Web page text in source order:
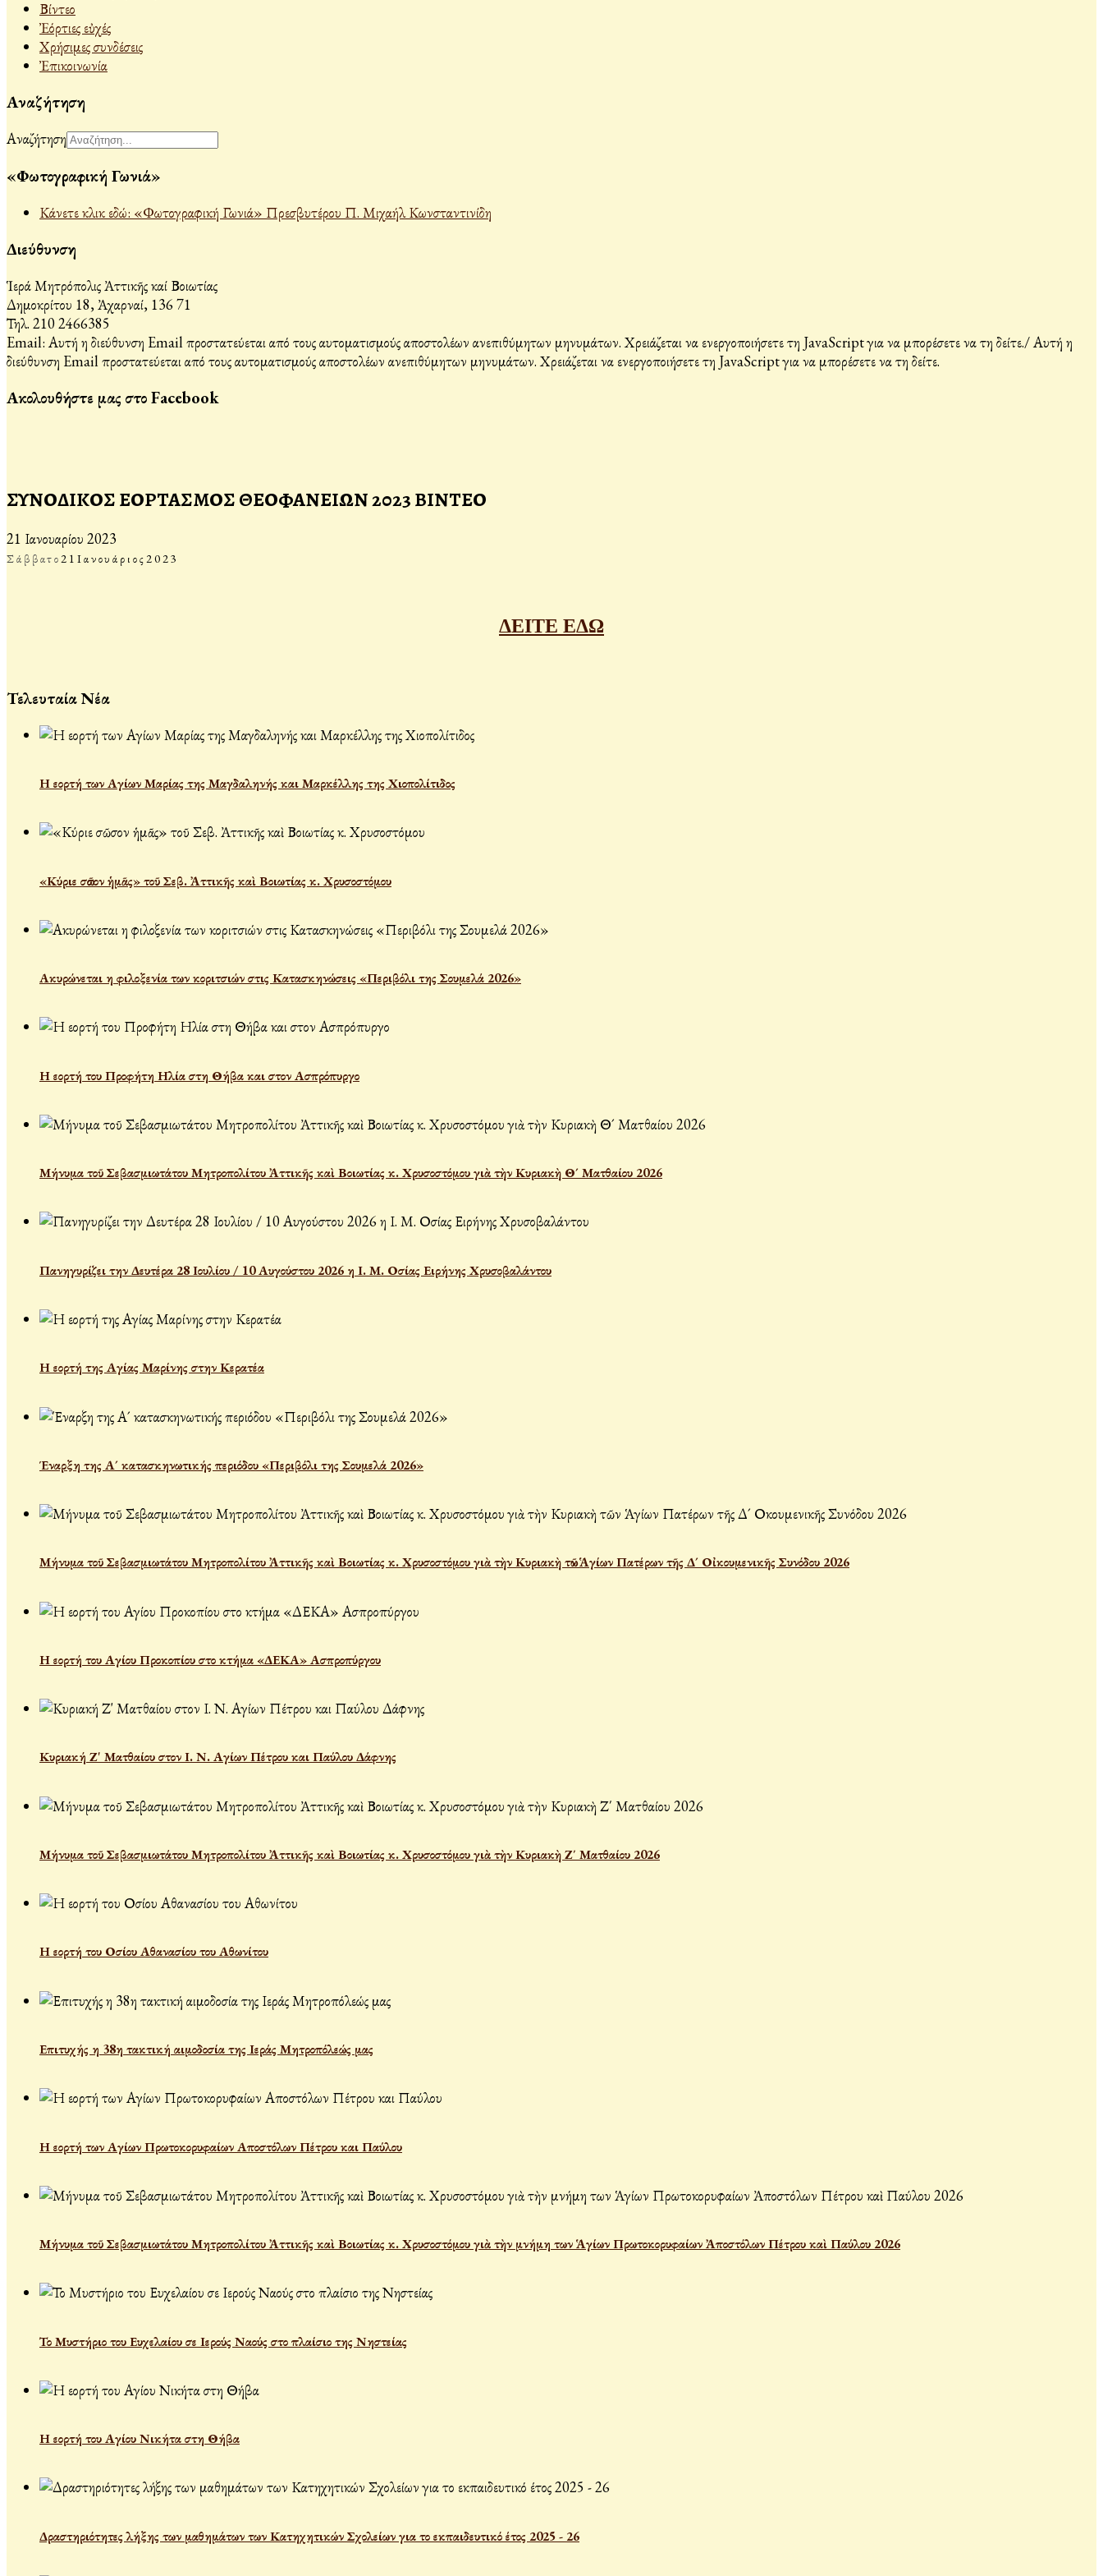
Βίντεο
Ἐόρτιες εὐχές
Χρήσιμες συνδέσεις
Ἐπικοινωνία
Αναζήτηση
Αναζήτηση
«Φωτογραφική Γωνιά»
Κάνετε κλικ εδώ: «Φωτογραφική Γωνιά» Πρεσβυτέρου Π. Μιχαήλ Κωνσταντινίδη
Διεύθυνση
Ἱερά Μητρόπολις Ἀττικῆς καί Βοιωτίας
Δημοκρίτου 18, Ἀχαρναί, 136 71
Τηλ. 210 2466385
Email: Αυτή η διεύθυνση Email προστατεύεται από τους αυτοματισμούς αποστολέων ανεπιθύμητων μηνυμάτων. Χρειάζεται να ενεργοποιήσετε τη JavaScript για να μπορέσετε να τη δείτε./Αυτή η
διεύθυνση Email προστατεύεται από τους αυτοματισμούς αποστολέων ανεπιθύμητων μηνυμάτων. Χρειάζεται να ενεργοποιήσετε τη JavaScript για να μπορέσετε να τη δείτε.
Ακολουθήστε μας στο Facebook
ΣΥΝΟΔΙΚΟΣ ΕΟΡΤΑΣΜΟΣ ΘΕΟΦΑΝΕΙΩΝ 2023 ΒΙΝΤΕΟ
21 Ιανουαρίου 2023
Σάββατο21 Ιανουάριος2023
ΔΕΙΤΕ ΕΔΩ
Τελευταία Νέα
Η εορτή των Αγίων Μαρίας της Μαγδαληνής και Μαρκέλλης της Χιοπολίτιδος
«Κύριε σῶσον ἡμᾶς» τοῦ Σεβ. Ἀττικῆς καὶ Βοιωτίας κ. Χρυσοστόμου
Ακυρώνεται η φιλοξενία των κοριτσιών στις Κατασκηνώσεις «Περιβόλι της Σουμελά 2026»
Η εορτή του Προφήτη Ηλία στη Θήβα και στον Ασπρόπυργο
Μήνυμα τοῦ Σεβασμιωτάτου Μητροπολίτου Ἀττικῆς καὶ Βοιωτίας κ. Χρυσοστόμου γιὰ τὴν Κυριακὴ Θ´ Ματθαίου 2026
Πανηγυρίζει την Δευτέρα 28 Ιουλίου / 10 Αυγούστου 2026 η Ι. Μ. Οσίας Ειρήνης Χρυσοβαλάντου
Η εορτή της Αγίας Μαρίνης στην Κερατέα
Έναρξη της Α´ κατασκηνωτικής περιόδου «Περιβόλι της Σουμελά 2026»
Μήνυμα τοῦ Σεβασμιωτάτου Μητροπολίτου Ἀττικῆς καὶ Βοιωτίας κ. Χρυσοστόμου γιὰ τὴν Κυριακὴ τῶν Ἁγίων Πατέρων τῆς Δ´ Οἰκουμενικῆς Συνόδου 2026
Η εορτή του Αγίου Προκοπίου στο κτήμα «ΔΕΚΑ» Ασπροπύργου
Κυριακή Ζ' Ματθαίου στον Ι. Ν. Αγίων Πέτρου και Παύλου Δάφνης
Μήνυμα τοῦ Σεβασμιωτάτου Μητροπολίτου Ἀττικῆς καὶ Βοιωτίας κ. Χρυσοστόμου γιὰ τὴν Κυριακὴ Ζ΄ Ματθαίου 2026
Η εορτή του Οσίου Αθανασίου του Αθωνίτου
Επιτυχής η 38η τακτική αιμοδοσία της Ιεράς Μητροπόλεώς μας
Η εορτή των Αγίων Πρωτοκορυφαίων Αποστόλων Πέτρου και Παύλου
Μήνυμα τοῦ Σεβασμιωτάτου Μητροπολίτου Ἀττικῆς καὶ Βοιωτίας κ. Χρυσοστόμου γιὰ τὴν μνήμη των Ἁγίων Πρωτοκορυφαίων Ἀποστόλων Πέτρου καὶ Παύλου 2026
Το Μυστήριο του Ευχελαίου σε Ιερούς Ναούς στο πλαίσιο της Νηστείας
Η εορτή του Αγίου Νικήτα στη Θήβα
Δραστηριότητες λήξης των μαθημάτων των Κατηχητικών Σχολείων για το εκπαιδευτικό έτος 2025 - 26